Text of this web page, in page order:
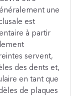
une
est
à partir
servent,
des dents et,
en tant que
de plaques